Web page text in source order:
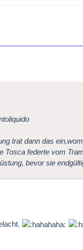
trat dann das
Tosca federte vom
bevor sie